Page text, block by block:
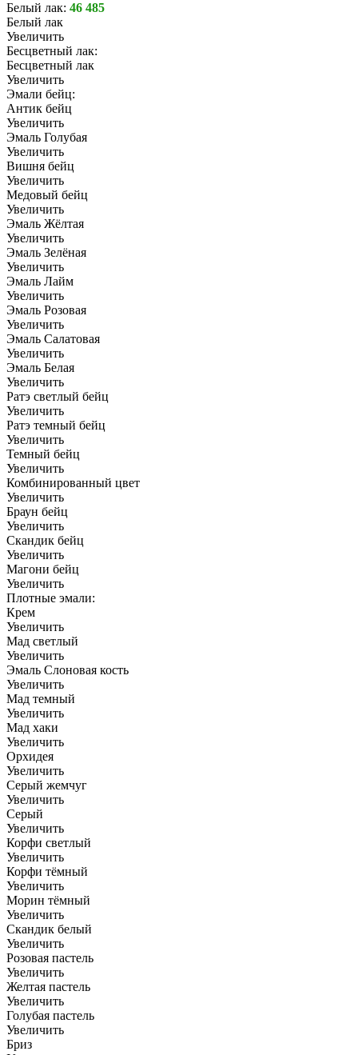
Белый лак: 46 485
Белый лак
Увеличить
Бесцветный лак:
Бесцветный лак
Увеличить
Эмали бейц:
Антик бейц
Увеличить
Эмаль Голубая
Увеличить
Вишня бейц
Увеличить
Медовый бейц
Увеличить
Эмаль Жёлтая
Увеличить
Эмаль Зелёная
Увеличить
Эмаль Лайм
Увеличить
Эмаль Розовая
Увеличить
Эмаль Салатовая
Увеличить
Эмаль Белая
Увеличить
Ратэ светлый бейц
Увеличить
Ратэ темный бейц
Увеличить
Темный бейц
Увеличить
Комбинированный цвет
Увеличить
Браун бейц
Увеличить
Скандик бейц
Увеличить
Магони бейц
Увеличить
Плотные эмали:
Крем
Увеличить
Мад светлый
Увеличить
Эмаль Слоновая кость
Увеличить
Мад темный
Увеличить
Мад хаки
Увеличить
Орхидея
Увеличить
Серый жемчуг
Увеличить
Серый
Увеличить
Корфи светлый
Увеличить
Корфи тёмный
Увеличить
Морин тёмный
Увеличить
Скандик белый
Увеличить
Розовая пастель
Увеличить
Желтая пастель
Увеличить
Голубая пастель
Увеличить
Бриз